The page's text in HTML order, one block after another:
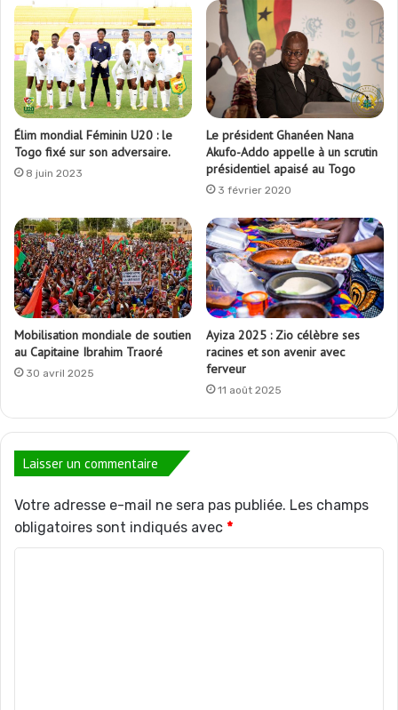
Élim mondial Féminin U20 : le
Togo fixé sur son adversaire.
8 juin 2023
Le président Ghanéen Nana
Akufo-Addo appelle à un scrutin
présidentiel apaisé au Togo
3 février 2020
Mobilisation mondiale de soutien
au Capitaine Ibrahim Traoré
30 avril 2025
Ayiza 2025 : Zio célèbre ses
racines et son avenir avec
ferveur
11 août 2025
Laisser un commentaire
Votre adresse e-mail ne sera pas publiée. Les champs
obligatoires sont indiqués avec *